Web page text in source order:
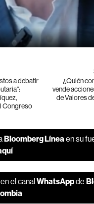
a debatir
Congreso
¿Quién
vende
de Valores
Bloomberg Líneaen su
el canalWhatsAppde